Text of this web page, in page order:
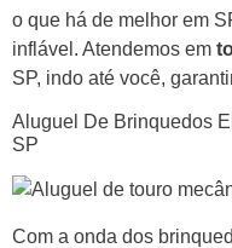
o que há de melhor em
inflável. Atendemos em
SP, indo até você,
Aluguel De Brinquedos
SP
Com a onda dos